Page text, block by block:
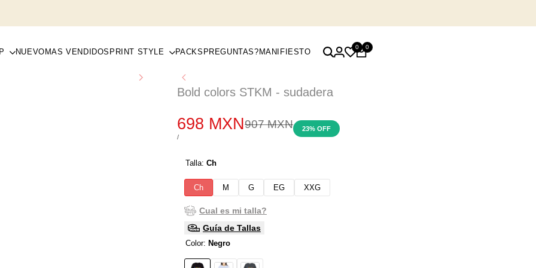
NUEVO MAS VENDIDOS PRINT STYLE PACKS PREGUNTAS? MANIFIESTO
0 0
Bold colors STKM - sudadera
Precio
907 MXN
Precio
de
venta
698 MXN
PRECIO
/POR
23% OFF
Talla: Ch
Ch M G EG XXG
Cual es mi talla?
Guía de Tallas
Color: Negro